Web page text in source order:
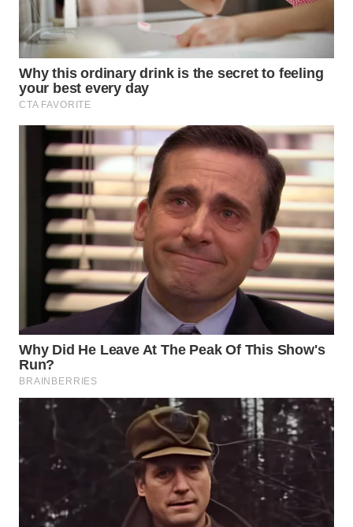
WN
INDRAMAYU
WN
KUNINGAN
WN
MAJALENGKA
SUBANG
WN
SUKABUMI
WN
PURWAKARTA
WN
PRIANGAN
TIMUR
WN
SEMARANG
SOLO